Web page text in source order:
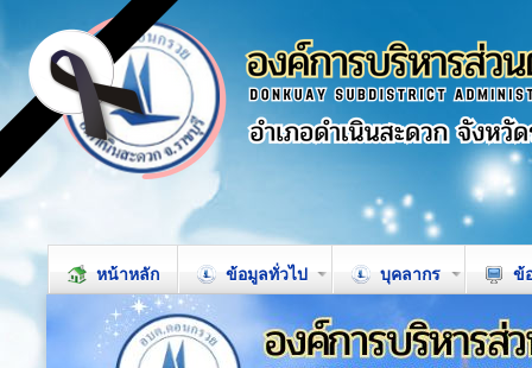
หน้าหลัก ข้อมูลทั่วไป บุคลากร ข้